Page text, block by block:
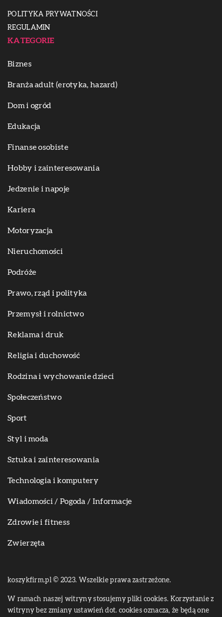
POLITYKA PRYWATNOŚCI
REGULAMIN
KATEGORIE
Biznes
Branża adult (erotyka, hazard)
Dom i ogród
Edukacja
Finanse osobiste
Hobby i zainteresowania
Jedzenie i napoje
Kariera
Motoryzacja
Nieruchomości
Podróże
Prawo, rząd i polityka
Przemysł i rolnictwo
Reklama i druk
Religia i duchowość
Rodzina i wychowanie dzieci
Społeczeństwo
Sport
Styl i moda
Sztuka i zainteresowania
Technologia i komputery
Wiadomości / Pogoda / Informacje
Zdrowie i fitness
Zwierzęta
koszykfirm.pl © 2023. Wszelkie prawa zastrzeżone.
W ramach naszej witryny stosujemy pliki cookies. Korzystanie z
witryny bez zmiany ustawień dot. cookies oznacza, że będą one